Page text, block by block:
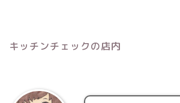
キッチンチェックの店内